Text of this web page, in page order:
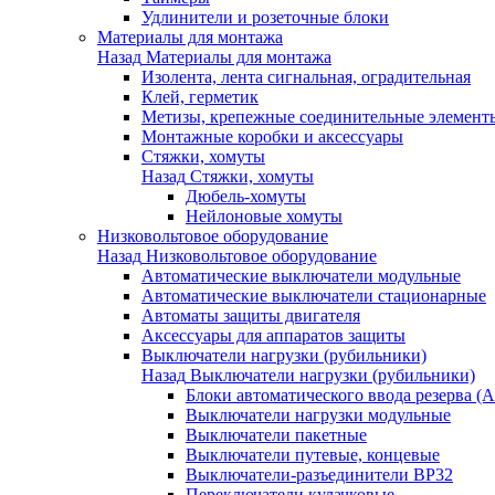
Удлинители и розеточные блоки
Материалы для монтажа
Назад Материалы для монтажа
Изолента, лента сигнальная, оградительная
Клей, герметик
Метизы, крепежные соединительные
Монтажные коробки и аксессуары
Стяжки, хомуты
Назад Стяжки, хомуты
Дюбель-хомуты
Нейлоновые хомуты
Низковольтовое оборудование
Назад Низковольтовое оборудование
Автоматические выключатели модульные
Автоматические выключатели стационарные
Автоматы защиты двигателя
Аксессуары для аппаратов защиты
Выключатели нагрузки (рубильники)
Назад Выключатели нагрузки (рубильники)
Блоки автоматического ввода резерва
Выключатели нагрузки модульные
Выключатели пакетные
Выключатели путевые, концевые
Выключатели-разъединители ВР32